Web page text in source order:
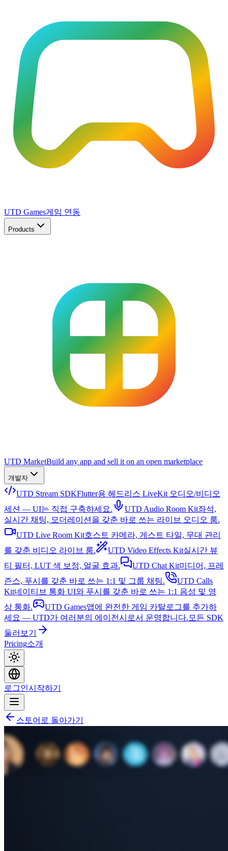
UTD Games게임 연동
Products
UTD MarketBuild any app and sell it on an open marketplace
개발자
UTD Stream SDKFlutter용 헤드리스 LiveKit 오디오/비디오
세션 — UI는 직접 구축하세요.
UTD Audio Room Kit좌석,
실시간 채팅, 모더레이션을 갖춘 바로 쓰는 라이브 오디오 룸.
UTD Live Room Kit호스트 카메라, 게스트 타일, 무대 관리
를 갖춘 비디오 라이브 룸.
UTD Video Effects Kit실시간 뷰
티 필터, LUT 색 보정, 얼굴 효과.
UTD Chat Kit미디어, 프레
즌스, 푸시를 갖춘 바로 쓰는 1:1 및 그룹 채팅.
UTD Calls
Kit네이티브 통화 UI와 푸시를 갖춘 바로 쓰는 1:1 음성 및 영
상 통화.
UTD Games앱에 완전한 게임 카탈로그를 추가하
세요 — UTD가 여러분의 에이전시로서 운영합니다. 모든 SDK
둘러보기
Pricing소개
로그인시작하기
스토어로 돌아가기